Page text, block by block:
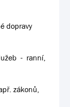
dopravy
- ranní,
zákonů,